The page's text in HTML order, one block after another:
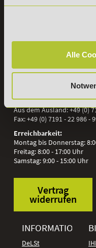
Alle
+49 (0) 7191
Willy-Brandt-Platz 2
Aus dem Ausland:+49 (0)
Fax:+49 (0) 7191 - 22 986 -
Erreichbarkeit:
Montag bis Donnerstag:
Freitag: 8:00 - 17:00 Uhr
Samstag: 9:00 - 15:00 Uhr
Vertrag
widerrufen
INFORMATIONEN
DeLSt